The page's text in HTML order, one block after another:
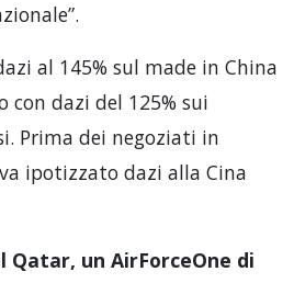
al 145% sul made in China
con dazi del 125% sui
Prima dei negoziati in
ipotizzato dazi alla Cina
Qatar, un AirForceOne di